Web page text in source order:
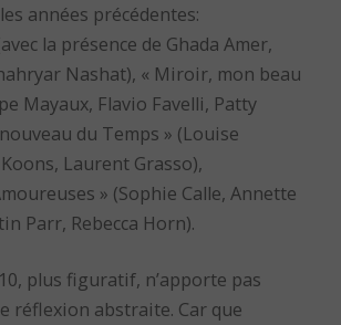
années précédentes:
la présence de Ghada Amer,
Nashat), « Miroir, mon beau
Mayaux, Flavio Favelli, Patty
du Temps » (Louise
Laurent Grasso),
» (Sophie Calle, Annette
Parr, Rebecca Horn).
plus figuratif, n’apporte pas
réflexion abstraite. Car que